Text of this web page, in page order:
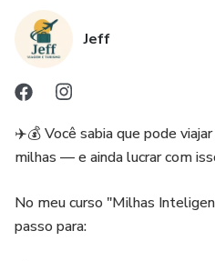
Jeff
✈️💰 Você sabia que pode
milhas — e ainda lucrar com
No meu curso "Milhas
passo para: